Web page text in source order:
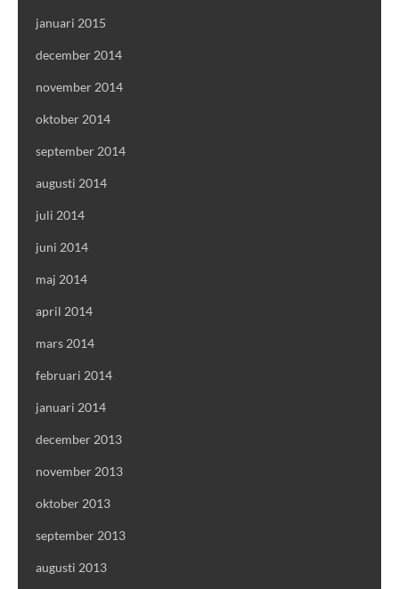
januari 2015
december 2014
november 2014
oktober 2014
september 2014
augusti 2014
juli 2014
juni 2014
maj 2014
april 2014
mars 2014
februari 2014
januari 2014
december 2013
november 2013
oktober 2013
september 2013
augusti 2013